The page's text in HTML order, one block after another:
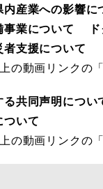
産業への影響に
業について
支援について
の動画リンクの
共同声明につい
いて
の動画リンクの